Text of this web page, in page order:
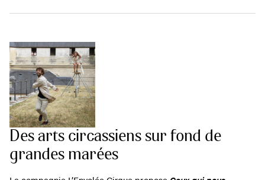
Des arts circassiens sur fond de
grandes marées